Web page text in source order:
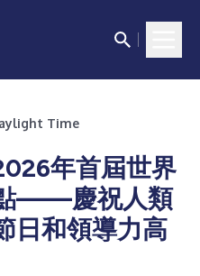
Time
年首屆世界
——慶祝人類
日和領導力高